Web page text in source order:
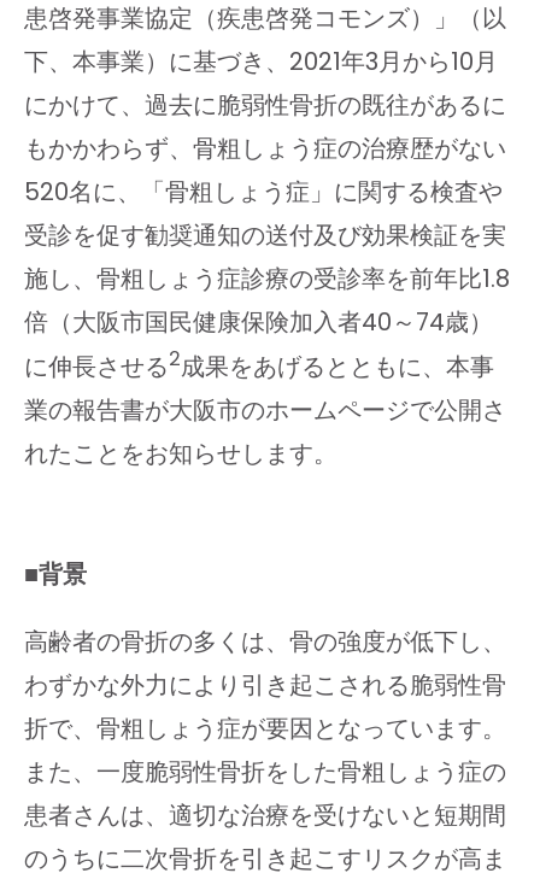
患啓発事業協定（疾患啓発コモンズ）」（以
下、本事業）に基づき、2021年3月から10月
にかけて、過去に脆弱性骨折の既往があるに
もかかわらず、骨粗しょう症の治療歴がない
520名に、「骨粗しょう症」に関する検査や
受診を促す勧奨通知の送付及び効果検証を実
施し、骨粗しょう症診療の受診率を前年比1.8
倍（大阪市国民健康保険加入者40～74歳）
に伸長させる2成果をあげるとともに、本事
業の報告書が大阪市のホームページで公開さ
れたことをお知らせします。
■背景
高齢者の骨折の多くは、骨の強度が低下し、
わずかな外力により引き起こされる脆弱性骨
折で、骨粗しょう症が要因となっています。
また、一度脆弱性骨折をした骨粗しょう症の
患者さんは、適切な治療を受けないと短期間
のうちに二次骨折を引き起こすリスクが高ま